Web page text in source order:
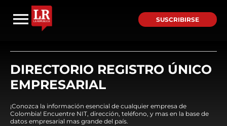
SUSCRIBIRSE
DIRECTORIO REGISTRO ÚNICO
EMPRESARIAL
¡Conozca la información esencial de cualquier empresa de
Colombia! Encuentre NIT, dirección, teléfono, y mas en la base de
datos empresarial mas grande del país.